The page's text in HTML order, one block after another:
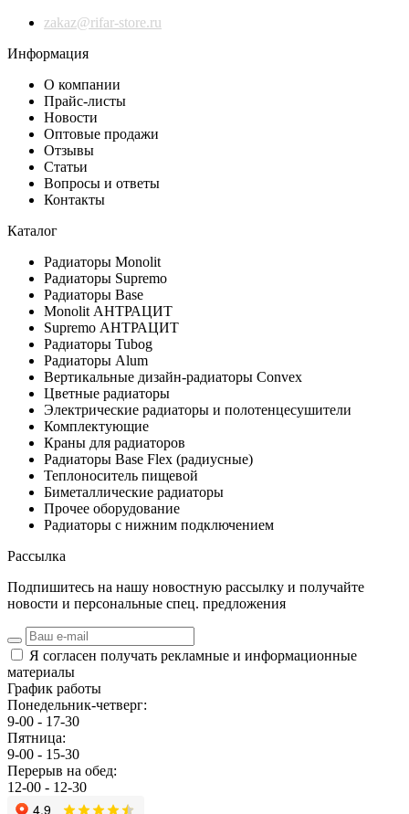
zakaz@rifar-store.ru
Информация
О компании
Прайс-листы
Новости
Оптовые продажи
Отзывы
Статьи
Вопросы и ответы
Контакты
Каталог
Радиаторы Monolit
Радиаторы Supremo
Радиаторы Base
Monolit АНТРАЦИТ
Supremo АНТРАЦИТ
Радиаторы Tubog
Радиаторы Alum
Вертикальные дизайн-радиаторы Convex
Цветные радиаторы
Электрические радиаторы и полотенцесушители
Комплектующие
Краны для радиаторов
Радиаторы Base Flex (радиусные)
Теплоноситель пищевой
Биметаллические радиаторы
Прочее оборудование
Радиаторы с нижним подключением
Рассылка
Подпишитесь на нашу новостную рассылку и получайте
новости и персональные спец. предложения
Я согласен получать рекламные и информационные
материалы
График работы
Понедельник-четверг:
9-00 - 17-30
Пятница:
9-00 - 15-30
Перерыв на обед:
12-00 - 12-30